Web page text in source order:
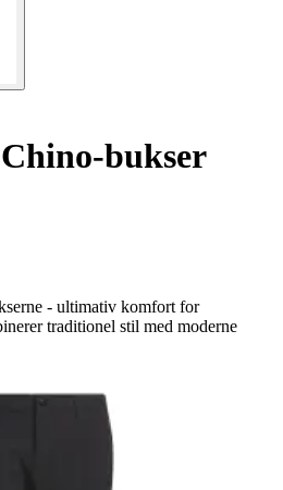
Chino-bukser
- ultimativ komfort for
traditionel stil med moderne